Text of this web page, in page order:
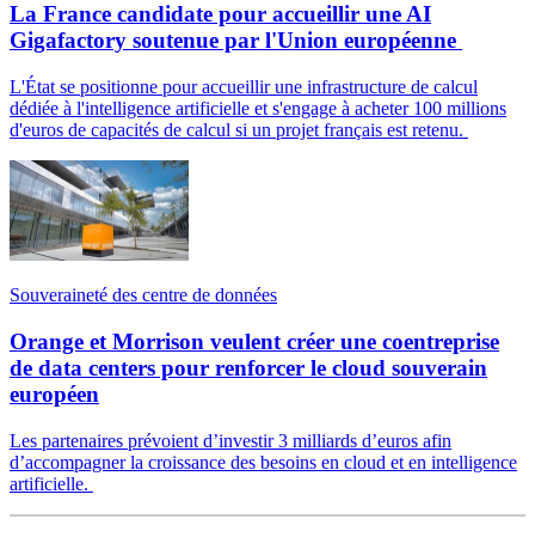
La France candidate pour accueillir une AI
Gigafactory soutenue par l'Union européenne
L'État se positionne pour accueillir une infrastructure de calcul
dédiée à l'intelligence artificielle et s'engage à acheter 100 millions
d'euros de capacités de calcul si un projet français est retenu.
Souveraineté des centre de données
Orange et Morrison veulent créer une coentreprise
de data centers pour renforcer le cloud souverain
européen
Les partenaires prévoient d’investir 3 milliards d’euros afin
d’accompagner la croissance des besoins en cloud et en intelligence
artificielle.